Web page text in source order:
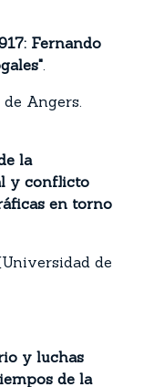
Fernando
.
Angers.
la
y conflicto
en torno
de
y luchas
de la